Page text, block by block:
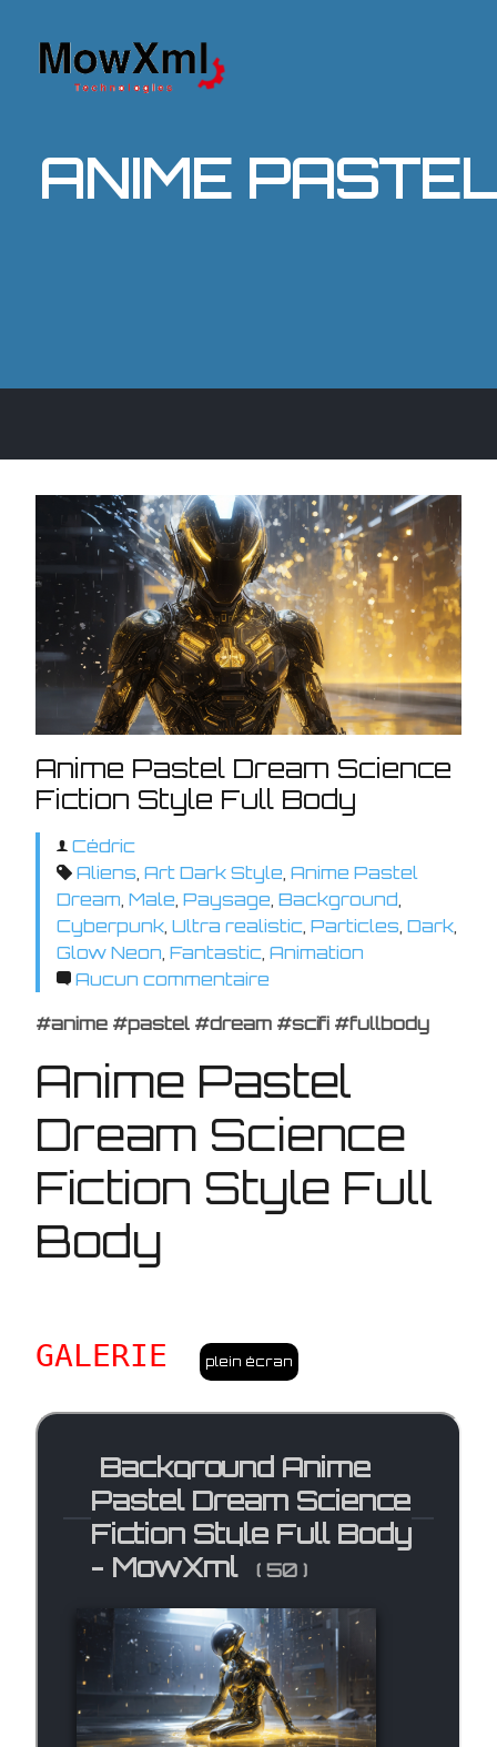
ANIME
Anime Pastel Dream Science
Fiction Style Full Body
Cédric
Aliens Art Dark Style Anime Pastel
Dream Male Paysage Background
Cyberpunk Ultra realistic Particles Dark
Glow Neon Fantastic Animation
Aucun commentaire
#anime #pastel #dream #scifi #fullbody
Anime Pastel
Dream Science
Fiction Style Full
Body
GALERIE plein écran